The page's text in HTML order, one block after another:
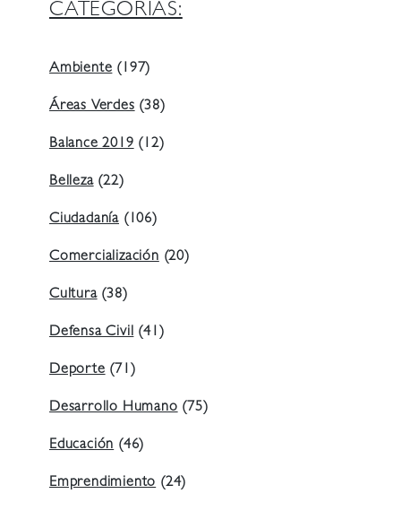
CATEGORIAS:
Ambiente(197)
Áreas Verdes(38)
Balance 2019(12)
Belleza(22)
Ciudadanía (106)
Comercialización(20)
Cultura(38)
Defensa Civil(41)
Deporte(71)
Desarrollo Humano(75)
Educación(46)
Emprendimiento(24)